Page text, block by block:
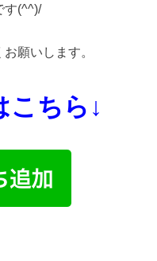
す(^^)/
願いします。
こちら↓